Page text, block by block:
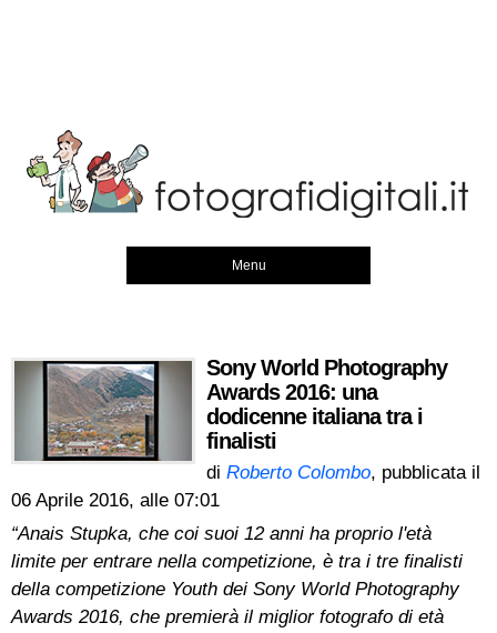
Menu
Sony World Photography
Awards 2016: una
dodicenne italiana tra i
finalisti
di Roberto Colombo, pubblicata il
06 Aprile 2016, alle 07:01
“Anais Stupka, che coi suoi 12 anni ha proprio l'età
limite per entrare nella competizione, è tra i tre finalisti
della competizione Youth dei Sony World Photography
Awards 2016, che premierà il miglior fotografo di età